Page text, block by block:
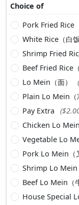
Choice of
Pork Fried Rice
White Rice（白饭
Shrimp Fried
Beef Fried Rice
Lo Mein（面）
Plain Lo Mein（
Pay Extra
Chicken Lo Mein
Vegetable Lo
Pork Lo Mein（
Shrimp Lo Mein
Beef Lo Mein（
House Special